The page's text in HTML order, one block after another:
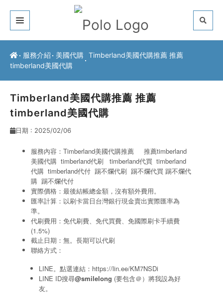
關於我們
服務介紹
常見問題
聯絡方式
服務介紹 美國代購 Timberland美國代購推薦 推薦
timberland美國代購
Timberland美國代購推薦 推薦
timberland美國代購
日期 : 2025/02/06
服務內容：Timberland美國代購推薦 推薦timberland
美國代購 timberland代刷
timberland代買 timberland
代購 timberland代付 踢不爛代刷 踢不爛代買 踢不爛代
購 踢不爛代付
實際價格：最後結帳總金額，沒有額外費用。
匯率計算：以刷卡當日台灣銀行現金賣出實際匯率為
準。
代刷費用：免代刷費、免代買費、免國際刷卡手續費
(1.5%)
截止日期：無。長期可以代刷
聯絡方式：
LINE。點選連結： https://lin.ee/KM7NSDi
LINE ID搜尋@smilelong (要包含＠）將我設為好
友。